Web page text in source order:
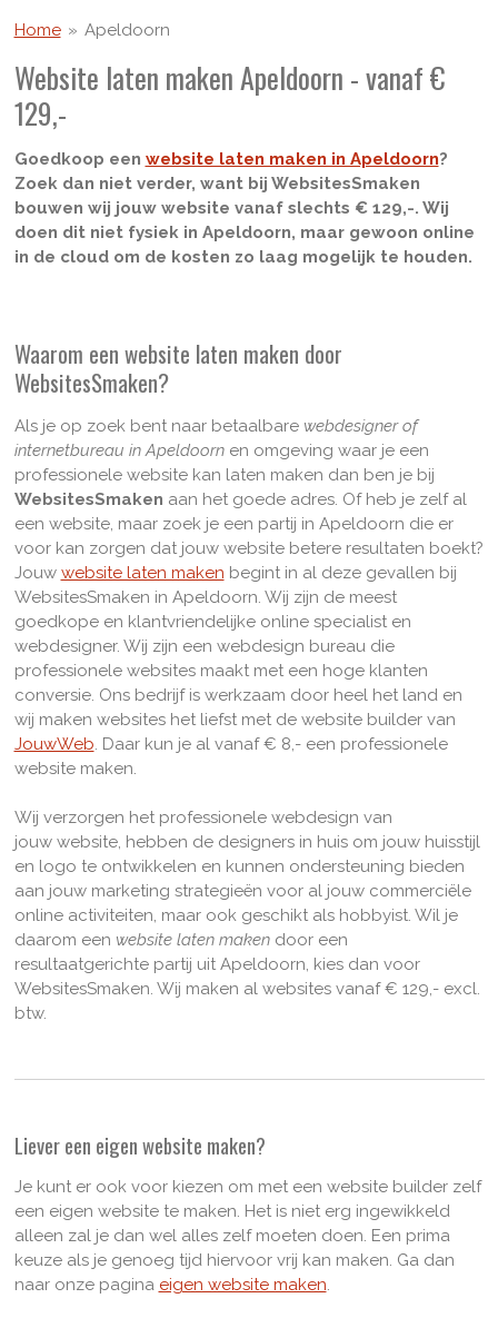
Home » Apeldoorn
Website laten maken Apeldoorn - vanaf €
129,-
Goedkoop een website laten maken in Apeldoorn?
Zoek dan niet verder, want bij WebsitesSmaken
bouwen wij jouw website vanaf slechts € 129,-. Wij
doen dit niet fysiek in Apeldoorn, maar gewoon online
in de cloud om de kosten zo laag mogelijk te houden.
Waarom een website laten maken door
WebsitesSmaken?
Als je op zoek bent naar betaalbare webdesigner of
internetbureau in Apeldoornen omgeving waar je een
professionele website kan laten maken dan ben je bij
WebsitesSmaken aan het goede adres. Of heb je zelf al
een website, maar zoek je een partij in Apeldoorn die er
voor kan zorgen dat jouw website betere resultaten boekt?
Jouw website laten maken begint in al deze gevallen bij
WebsitesSmaken in Apeldoorn. Wij zijn de meest
goedkope en klantvriendelijke online specialist en
webdesigner. Wij zijn een webdesign bureau die
professionele websites maakt met een hoge klanten
conversie. Ons bedrijf is werkzaam door heel het land en
wij maken websites het liefst met de website builder van
JouwWeb. Daar kun je al vanaf € 8,- een professionele
website maken.
Wij verzorgen het professionele webdesign van
jouw website, hebben de designers in huis om jouw huisstijl
en logo te ontwikkelen en kunnen ondersteuning bieden
aan jouw marketing strategieën voor al jouw commerciële
online activiteiten, maar ook geschikt als hobbyist. Wil je
daarom een website laten makendoor een
resultaatgerichte partij uit Apeldoorn, kies dan voor
WebsitesSmaken. Wij maken al websites vanaf € 129,- excl.
btw.
Liever een eigen website maken?
Je kunt er ook voor kiezen om met een website builder zelf
een eigen website te maken. Het is niet erg ingewikkeld
alleen zal je dan wel alles zelf moeten doen. Een prima
keuze als je genoeg tijd hiervoor vrij kan maken. Ga dan
naar onze pagina eigen website maken.